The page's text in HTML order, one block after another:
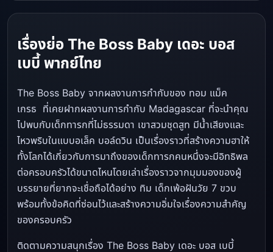
เรื่องย่อ The Boss Baby เดอะ บอส
เบบี้ พากย์ไทย
The Boss Baby จากผลงานการกำกับของ ทอม แม็ค
เกรธ ที่เคยฝากผลงานการกำกับ Madagascar ที่จะนำคุณ
ไปพบกับเด็กทารกที่ไม่ธรรมดา เขาสวมชุดสูท มีน้ำเสียงและ
ไหวพริบในแบบอเล็ค บอล์ดวิน เป็นเรื่องราวที่สร้างความฮาให้
ทั้งโลกได้เกี่ยวกับการมาถึงของเด็กทารกคนหนึ่งจะมีอิทธิพล
ต่อครอบครัวได้ขนาดไหนโดยเล่าเรื่องราวจากมุมมองของผู้
บรรยายที่ยากจะเชื่อถือได้อย่าง ทิม เด็กเพ้อฝันวัย 7 ขวบ
พร้อมทั้งข้อคิดที่ซ่อนไว้และสร้างความอิ่มใจเรื่องความสำคัญ
ของครอบครัว
ติดตามความสนุกเรื่อง The Boss Baby เดอะ บอส เบบี้